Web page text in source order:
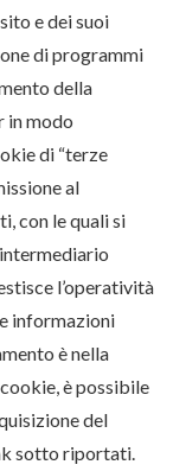
e dei suoi
di programmi
della
in modo
di “terze
al
con le quali si
l’operatività
informazioni
è nella
è possibile
del
sotto riportati.